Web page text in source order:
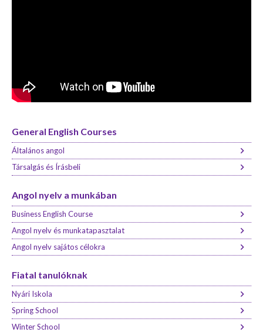
General English Courses
Általános angol
Társalgás és Írásbeli
Angol nyelv a munkában
Business English Course
Angol nyelv és munkatapasztalat
Angol nyelv sajátos célokra
Fiatal tanulóknak
Nyári Iskola
Spring School
Winter School